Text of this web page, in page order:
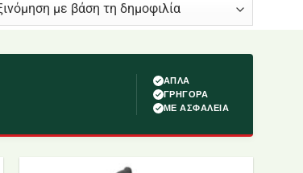
ΑΠΛΑ
ΓΡΗΓΟΡΑ
ΜΕ ΑΣΦΑΛΕΙΑ